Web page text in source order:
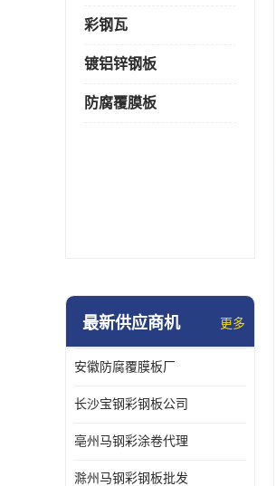
彩钢瓦
镀铝锌钢板
防腐覆膜板
最新供应商机 更多
安徽防腐覆膜板厂
长沙宝钢彩钢板公司
亳州马钢彩涂卷代理
滁州马钢彩钢板批发